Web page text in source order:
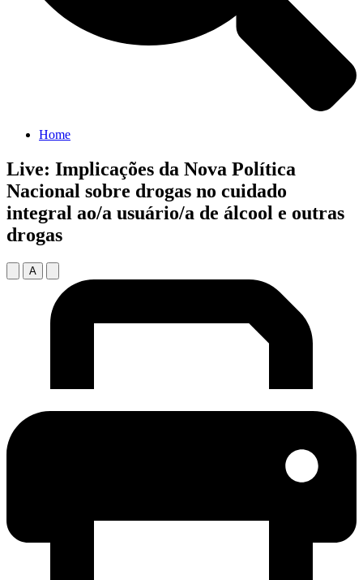
Home
Live: Implicações da Nova Política
Nacional sobre drogas no cuidado
integral ao/a usuário/a de álcool e outras
drogas
A